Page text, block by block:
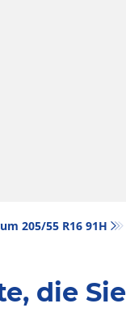
205/55 R16 91H
die